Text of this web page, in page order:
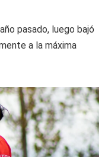
pasado, luego bajó
a la máxima